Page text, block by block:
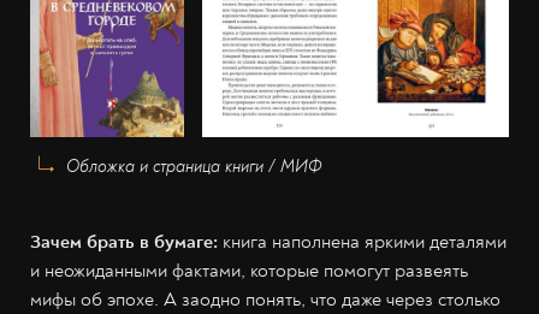
Обложка и страница книги / МИФ
Зачем брать в бумаге: книга наполнена яркими деталями
и неожиданными фактами, которые помогут развеять
мифы об эпохе. А заодно понять, что даже через столько